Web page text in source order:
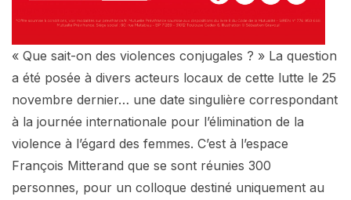
« Que sait-on des violences conjugales ? » La question
a été posée à divers acteurs locaux de cette lutte le 25
novembre dernier… une date singulière correspondant
à la journée internationale pour l’élimination de la
violence à l’égard des femmes. C’est à l’espace
François Mitterand que se sont réunies 300
personnes, pour un colloque destiné uniquement au